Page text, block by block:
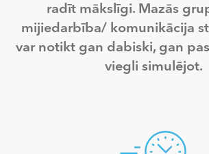
radīt mākslīgi. Mazās
mijiedarbība/ komunikācija
var notikt gan dabiski, gan
viegli simulējot.